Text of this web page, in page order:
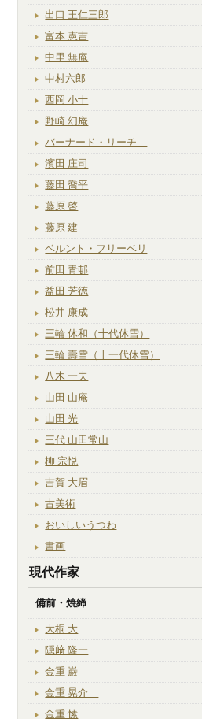
出口 王仁三郎
富本 憲吉
中里 無庵
中村六郎
西岡 小十
野崎 幻庵
バーナード・リーチ
濱田 庄司
藤田 喬平
藤原 啓
藤原 建
ベルント・フリーベリ
前田 青邨
益田 芳徳
松井 康成
三輪 休和（十代休雪）
三輪 壽雪（十一代休雪）
八木 一夫
山田 山庵
山田 光
三代 山田常山
柳 宗悦
吉賀 大眉
古美術
おいしいうつわ
書画
現代作家
備前・焼締
大桐 大
隠﨑 隆一
金重 巌
金重 晃介
金重 愫